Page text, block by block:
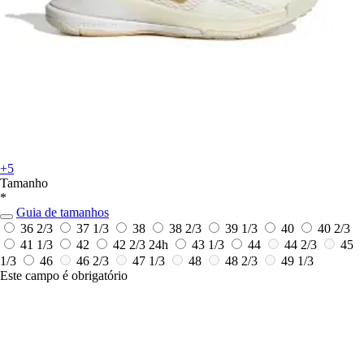
+5
Tamanho
*
Guia de tamanhos
36 2/3
37 1/3 38 38 2/3 39 1/3 40
40 2/3
41 1/3
42 42 2/3 24h 43 1/3 44 44 2/3
45
1/3
46 46 2/3 47 1/3 48 48 2/3
49 1/3
Este campo é obrigatório